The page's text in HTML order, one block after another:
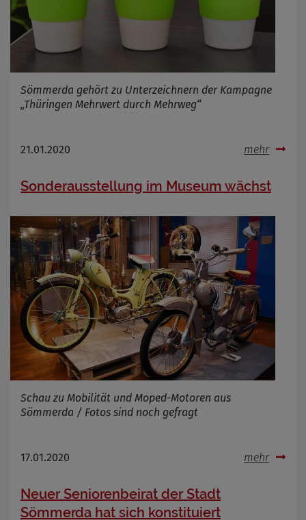
Sömmerda gehört zu Unterzeichnern der Kampagne
„Thüringen Mehrwert durch Mehrweg“
21.01.2020 mehr
Sonderausstellung im Museum wächst
Schau zu Mobilität und Moped-Motoren aus
Sömmerda / Fotos sind noch gefragt
17.01.2020 mehr
Neuer Seniorenbeirat der Stadt
Sömmerda hat sich konstituiert